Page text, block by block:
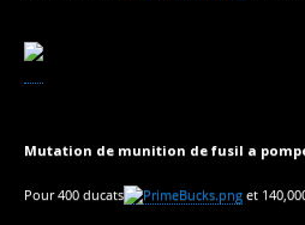
Mutation de munition de fusil a
Pour 400 ducats et